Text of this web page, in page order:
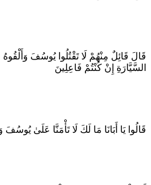
قَالَ قَائِلٌ مِنْهُمْ لَا تَقْتُلُوا يُوسُفَ
السَّيَّارَةِ إِنْ كُنْتُمْ فَاعِلِينَ
قَالُوا يَا أَبَانَا مَا لَكَ لَا تَأْمَنَّا عَلَىٰ